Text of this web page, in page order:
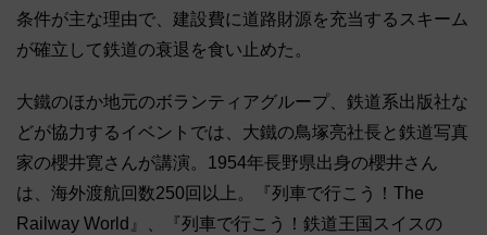
条件が主な理由で、建設費に道路財源を充当するスキーム
が確立して鉄道の衰退を食い止めた。
大鐵のほか地元のボランティアグループ、鉄道系出版社な
どが協力するイベントでは、大鐵の鳥塚亮社長と鉄道写真
家の櫻井寛さんが講演。1954年長野県出身の櫻井さん
は、海外渡航回数250回以上。『列車で行こう！The
Railway World』、『列車で行こう！鉄道王国スイスの